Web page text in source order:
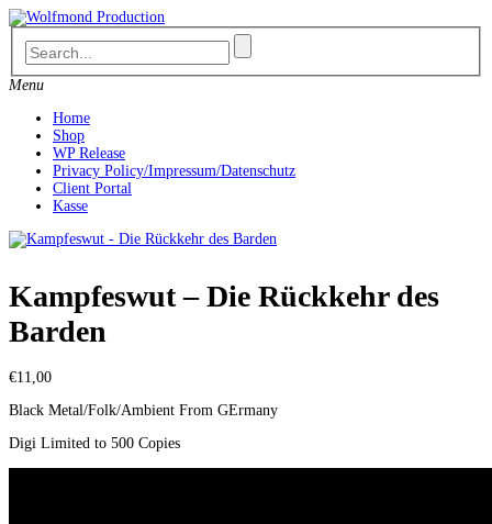
Skip
to
content
Menu
Home
Shop
WP Release
Privacy Policy/Impressum/Datenschutz
Client Portal
Kasse
Kampfeswut – Die Rückkehr des
Barden
€11,00
Black Metal/Folk/Ambient From GErmany
Digi Limited to 500 Copies